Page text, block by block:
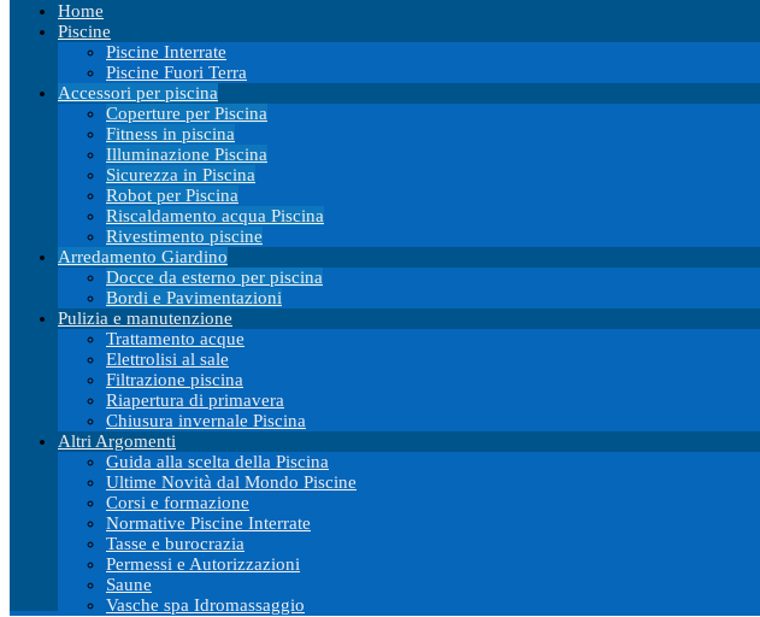
Home
Piscine
Piscine Interrate
Piscine Fuori Terra
Accessori per piscina
Coperture per Piscina
Fitness in piscina
Illuminazione Piscina
Sicurezza in Piscina
Robot per Piscina
Riscaldamento acqua Piscina
Rivestimento piscine
Arredamento Giardino
Docce da esterno per piscina
Bordi e Pavimentazioni
Pulizia e manutenzione
Trattamento acque
Elettrolisi al sale
Filtrazione piscina
Riapertura di primavera
Chiusura invernale Piscina
Altri Argomenti
Guida alla scelta della Piscina
Ultime Novità dal Mondo Piscine
Corsi e formazione
Normative Piscine Interrate
Tasse e burocrazia
Permessi e Autorizzazioni
Saune
Vasche spa Idromassaggio